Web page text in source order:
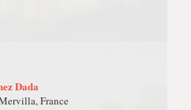
Dada
France